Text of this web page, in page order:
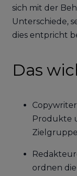
sich mit der
Unterschiede,
dies entpricht
Das
Produkte
ordnen